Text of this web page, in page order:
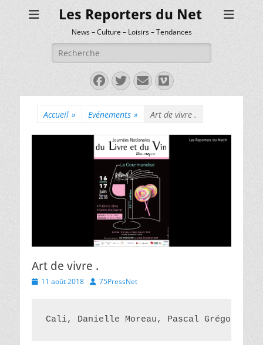
Les Reporters du Net
News – Culture – Loisirs – Tendances
Rechercher :
Facebook
Twitter
E-
mail
Vimeo
Accueil » Evénements » Art de vivre .
Art de vivre .
Posted11 août 2018 Author
75PressNet
Cali, Danielle Moreau, Pascal Grégoire,